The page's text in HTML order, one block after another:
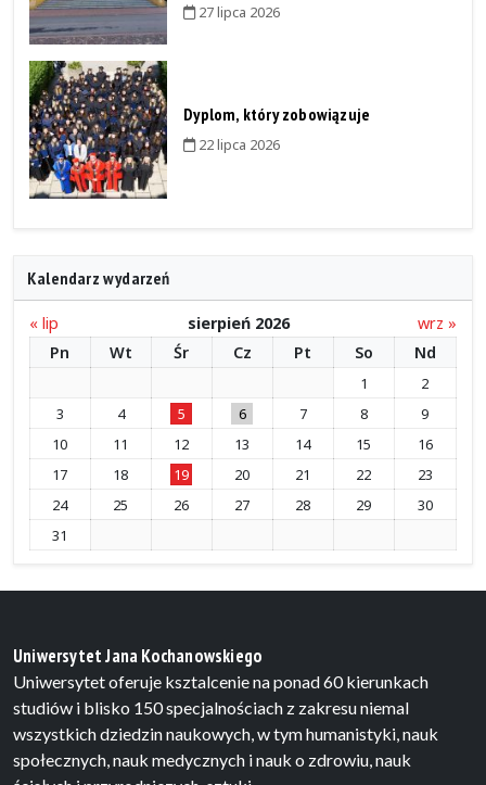
27 lipca 2026
Dyplom, który zobowiązuje
22 lipca 2026
Kalendarz wydarzeń
« lip sierpień 2026
wrz »
Pn
Wt Śr Cz Pt So Nd
1
2
3
4 5 6 7 8
9
10
11 12 13 14 15
16
17
18 19 20 21 22
23
24
25 26 27 28 29
30
31
Uniwersytet Jana Kochanowskiego
Uniwersytet oferuje ksztalcenie na ponad 60 kierunkach
studiów i blisko 150 specjalnościach z zakresu niemal
wszystkich dziedzin naukowych, w tym humanistyki, nauk
społecznych, nauk medycznych i nauk o zdrowiu, nauk